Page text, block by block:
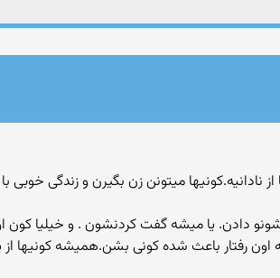
میتونن زن بگیرن و زندگی خوبی
دادن. یا میشه گفت کردنشون . و خیلیا کون
رفتار باعث شده کونی بشن.همیشه کونیها